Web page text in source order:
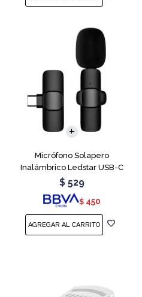
Micrófono Solapero
Inalámbrico Ledstar USB-C
$ 529
$ 450